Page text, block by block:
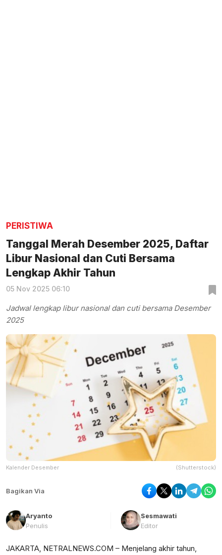
PERISTIWA
Tanggal Merah Desember 2025, Daftar
Libur Nasional dan Cuti Bersama
Lengkap Akhir Tahun
05 Nov 2025 06:10
Jadwal lengkap libur nasional dan cuti bersama Desember
2025
Kalender Desember (Shutterstock)
Bagikan Via
Aryanto
Penulis
Sesmawati
Editor
JAKARTA, NETRALNEWS.COM – Menjelang akhir tahun,